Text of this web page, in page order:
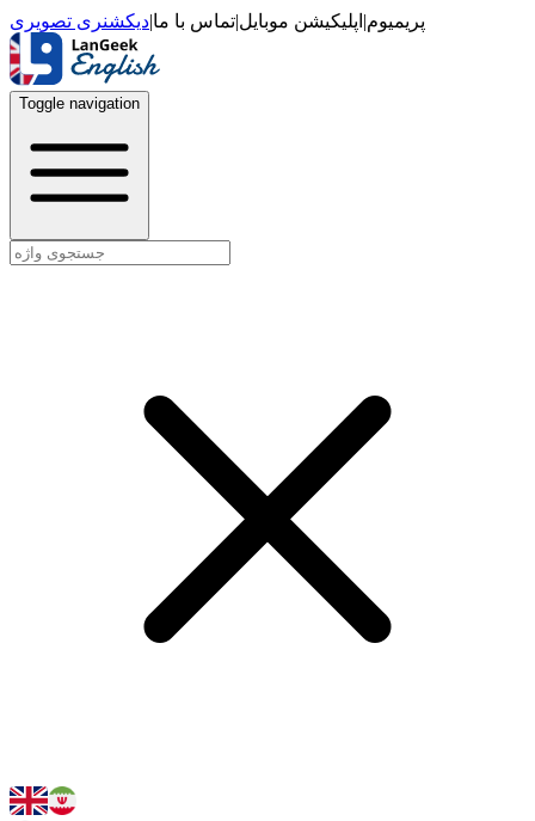
پریمیوم| اپلیکیشن موبایل|تماس با ما|دیکشنری تصویری
Toggle navigation